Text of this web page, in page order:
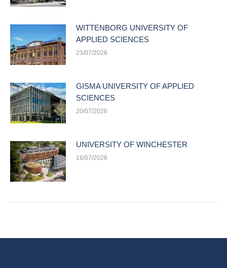
WITTENBORG UNIVERSITY OF
APPLIED SCIENCES
23/07/2026
GISMA UNIVERSITY OF APPLIED
SCIENCES
20/07/2026
UNIVERSITY OF WINCHESTER
16/07/2026